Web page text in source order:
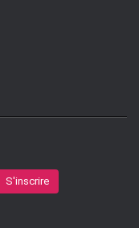
S'inscrire